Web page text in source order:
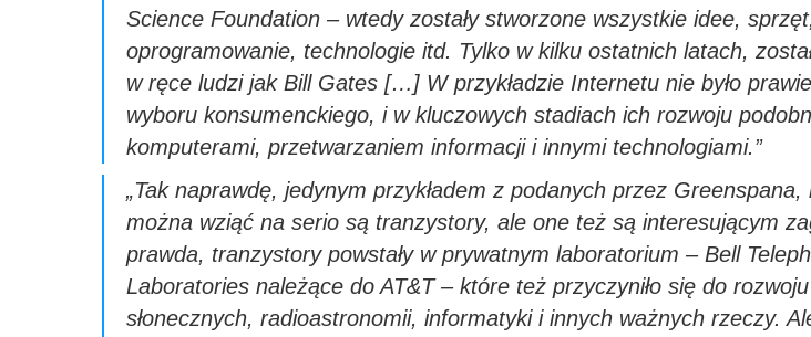
Science Foundation – wtedy zostały stworzone wszystkie idee,
oprogramowanie, technologie itd. Tylko w kilku ostatnich latach,
w ręce ludzi jak Bill Gates […] W przykładzie Internetu nie było
wyboru konsumenckiego, i w kluczowych stadiach ich rozwoju
komputerami, przetwarzaniem informacji i innymi technologiami.”
„Tak naprawdę, jedynym przykładem z podanych przez Greenspana,
można wziąć na serio są tranzystory, ale one też są interesującym
prawda, tranzystory powstaływ prywatnym laboratorium – Bell
Laboratories należące doAT&T – które też przyczyniło się do
słonecznych, radioastronomii, informatyki i innych ważnych rzeczy.